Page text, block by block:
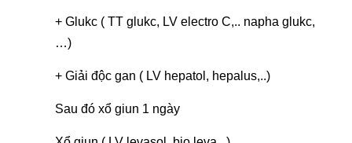
+ Glukc ( TT glukc, LV electro C,.. napha glukc,
…)
+ Giải độc gan ( LV hepatol , hepalus,..)
Sau đó xổ giun 1 ngày